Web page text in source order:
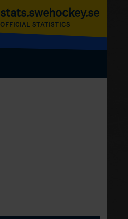
stats.swehockey.se
OFFICIAL STATISTICS